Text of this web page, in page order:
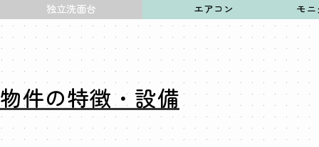
独立洗面台
エアコン モ
物件の特徴・設備